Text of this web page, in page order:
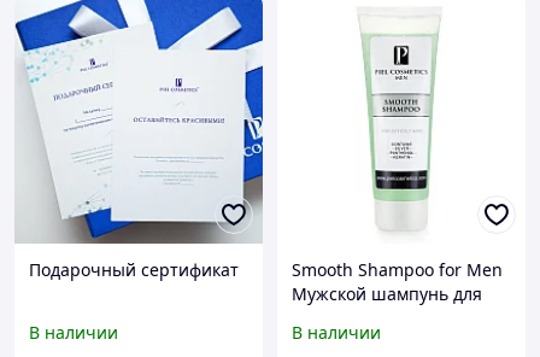
Подарочный сертификат
В наличии
Smooth Shampoo for Men
Мужской шампунь для
В наличии